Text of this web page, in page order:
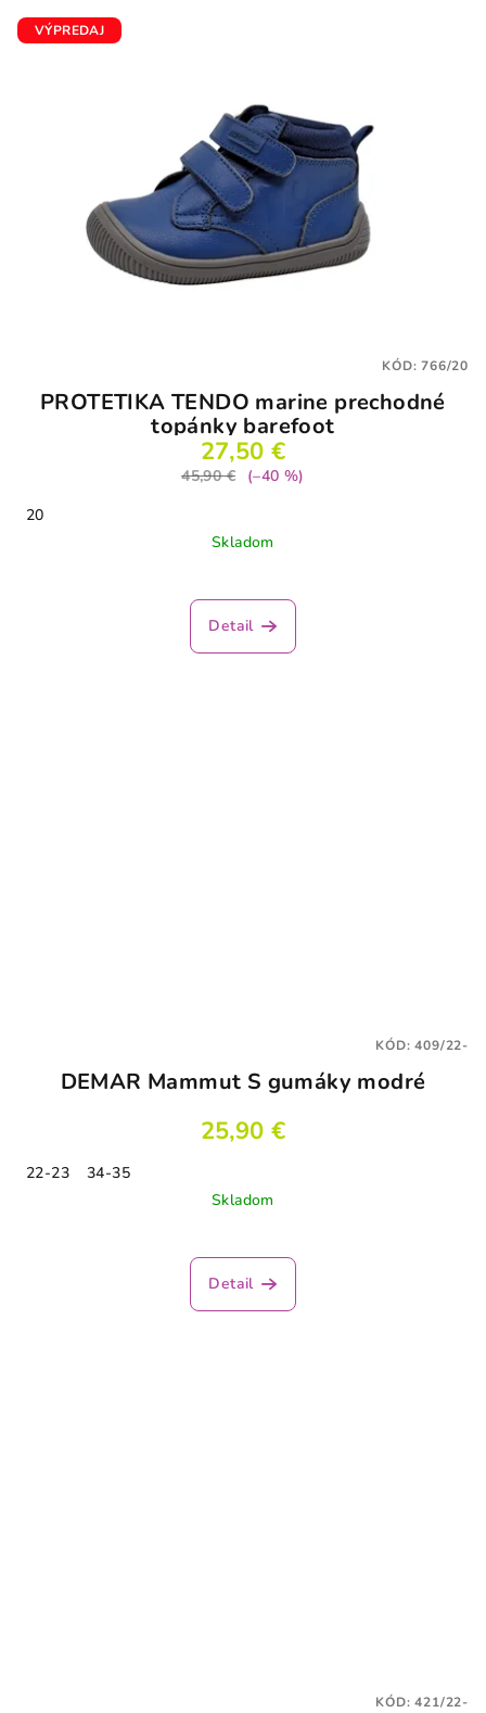
VÝPREDAJ
PROTETIKA TENDO marine prechodné
topánky barefoot
27,50 €
45,90 €
(–40 %)
20
Skladom
Detail
KÓD:766/20
DEMAR Mammut S gumáky modré
25,90 €
22-23
34-35
Skladom
Detail
KÓD:409/22-
KÓD:421/22-